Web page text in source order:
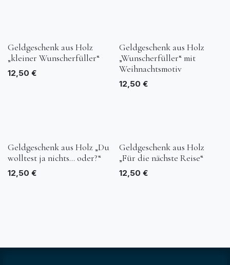
Geldgeschenk aus Holz
„kleiner Wunscherfüller“
12,50 €
Geldgeschenk aus Holz
„Wunscherfüller“ mit
Weihnachtsmotiv
12,50 €
Geldgeschenk aus Holz „Du
wolltest ja nichts… oder?“
12,50 €
Geldgeschenk aus Holz
„Für die nächste Reise“
12,50 €